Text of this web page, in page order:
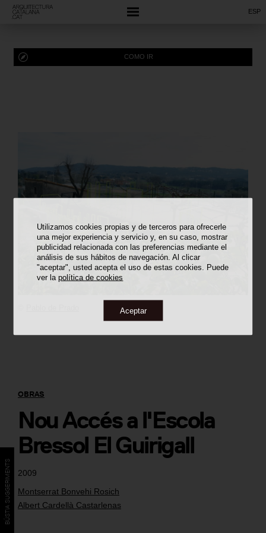
Utilizamos cookies propias y de terceros para ofrecerle
una mejor experiencia y servicio y, en su caso, mostrar
publicidad relacionada con las preferencias mediante el
análisis de sus hábitos de navegación. Al clicar
"aceptar", usted acepta el uso de estas cookies. Puede
ver lapolítica de cookies
Aceptar
ESP
2009
Montserrat Bonvehi Rosich
Albert Cardellà Castarlenas
OBRAS
Nou Accés a l'Escola
Bressol El Guirigall
COMO IR
BÚSTIA SUGGERIMENTS